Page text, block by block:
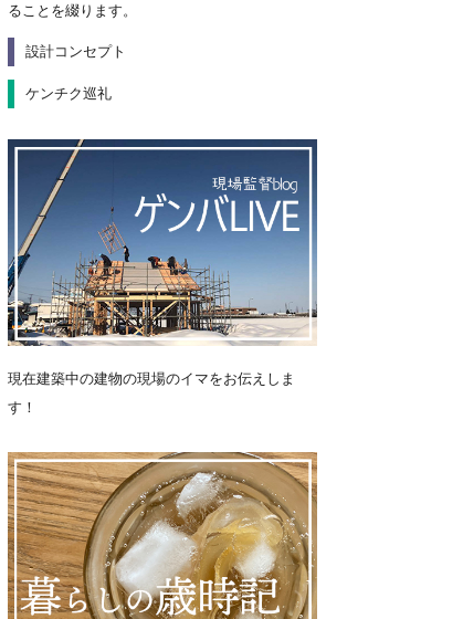
ることを綴ります。
設計コンセプト
ケンチク巡礼
現在建築中の建物の現場のイマをお伝えしま
す！